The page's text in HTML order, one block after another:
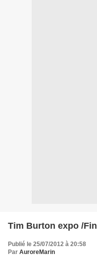
Tim Burton expo /Fin
Publié le 25/07/2012 à 20:58
Par AuroreMarin